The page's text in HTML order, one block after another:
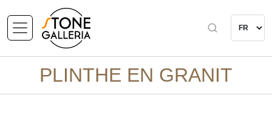
PLINTHE EN GRANIT